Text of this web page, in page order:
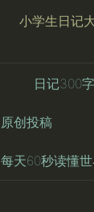
小学生日记
日记300字
原创投稿
每天60秒读懂